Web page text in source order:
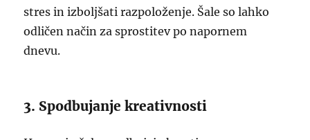
stres in izboljšati razpoloženje. Šale so lahko
odličen način za sprostitev po napornem
dnevu.
3. Spodbujanje kreativnosti